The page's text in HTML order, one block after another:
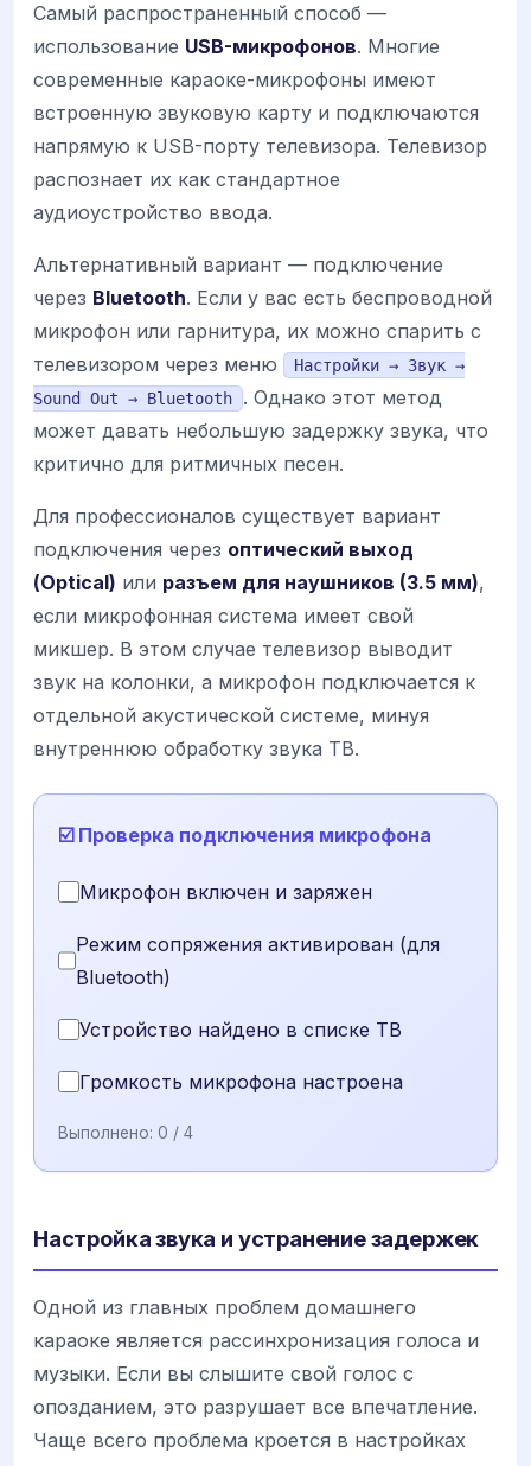
Самый распространенный способ —
использование USB-микрофонов. Многие
современные караоке-микрофоны имеют
встроенную звуковую карту и подключаются
напрямую к USB-порту телевизора. Телевизор
распознает их как стандартное
аудиоустройство ввода.
Альтернативный вариант — подключение
через Bluetooth. Если у вас есть беспроводной
микрофон или гарнитура, их можно спарить с
телевизором через меню
Настройки → Звук →
Sound Out → Bluetooth
. Однако этот метод
может давать небольшую задержку звука, что
критично для ритмичных песен.
Для профессионалов существует вариант
подключения через оптический выход
(Optical) или разъем для наушников (3.5 мм),
если микрофонная система имеет свой
микшер. В этом случае телевизор выводит
звук на колонки, а микрофон подключается к
отдельной акустической системе, минуя
внутреннюю обработку звука ТВ.
☑️ Проверка подключения микрофона
Микрофон включен и заряжен
Режим сопряжения активирован (для
Bluetooth)
Устройство найдено в списке ТВ
Громкость микрофона настроена
Выполнено: 0 / 4
Настройка звука и устранение задержек
Одной из главных проблем домашнего
караоке является рассинхронизация голоса и
музыки. Если вы слышите свой голос с
опозданием, это разрушает все впечатление.
Чаще всего проблема кроется в настройках